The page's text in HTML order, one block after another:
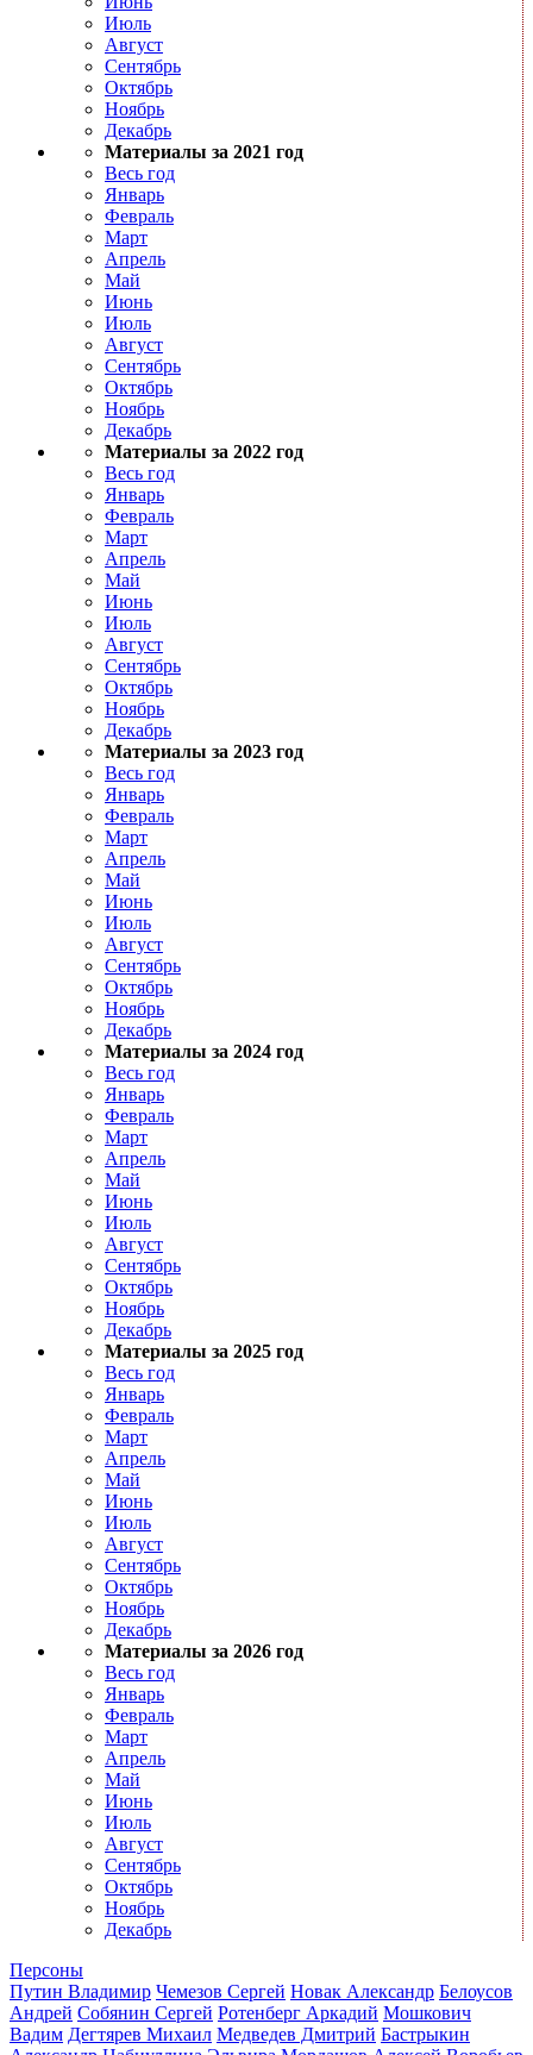
Июль
Август
Сентябрь
Октябрь
Ноябрь
Декабрь
Материалы за 2021 год
Весь год
Январь
Февраль
Март
Апрель
Май
Июнь
Июль
Август
Сентябрь
Октябрь
Ноябрь
Декабрь
Материалы за 2022 год
Весь год
Январь
Февраль
Март
Апрель
Май
Июнь
Июль
Август
Сентябрь
Октябрь
Ноябрь
Декабрь
Материалы за 2023 год
Весь год
Январь
Февраль
Март
Апрель
Май
Июнь
Июль
Август
Сентябрь
Октябрь
Ноябрь
Декабрь
Материалы за 2024 год
Весь год
Январь
Февраль
Март
Апрель
Май
Июнь
Июль
Август
Сентябрь
Октябрь
Ноябрь
Декабрь
Материалы за 2025 год
Весь год
Январь
Февраль
Март
Апрель
Май
Июнь
Июль
Август
Сентябрь
Октябрь
Ноябрь
Декабрь
Материалы за 2026 год
Весь год
Январь
Февраль
Март
Апрель
Май
Июнь
Июль
Август
Сентябрь
Октябрь
Ноябрь
Декабрь
Персоны
Путин Владимир Чемезов Сергей Новак Александр Белоусов
Андрей Собянин Сергей Ротенберг Аркадий Мошкович
Вадим Дегтярев Михаил Медведев Дмитрий Бастрыкин